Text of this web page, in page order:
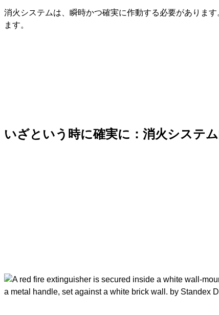
ッ
消火システムは、瞬時かつ確実に作動する必要がありま
ます。
いざという時に確実に：消火システ